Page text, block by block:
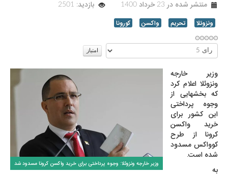
منتشر شده در 23 خرداد 1400 بازدید: 2501
ونزوئلا تحریم واکسن کورونا
لطفا
رای
وزیر خارجه ونزوئلا: وجوه پرداختی برای خرید واکسن کرونا مسدود شد
وزیر خارجه
ونزوئلا اعلام کرد
که بخشهایی از
وجوه پرداختی
این کشور برای
خرید واکسن
کرونا از طرح
کوواکس مسدود
شده است.
به